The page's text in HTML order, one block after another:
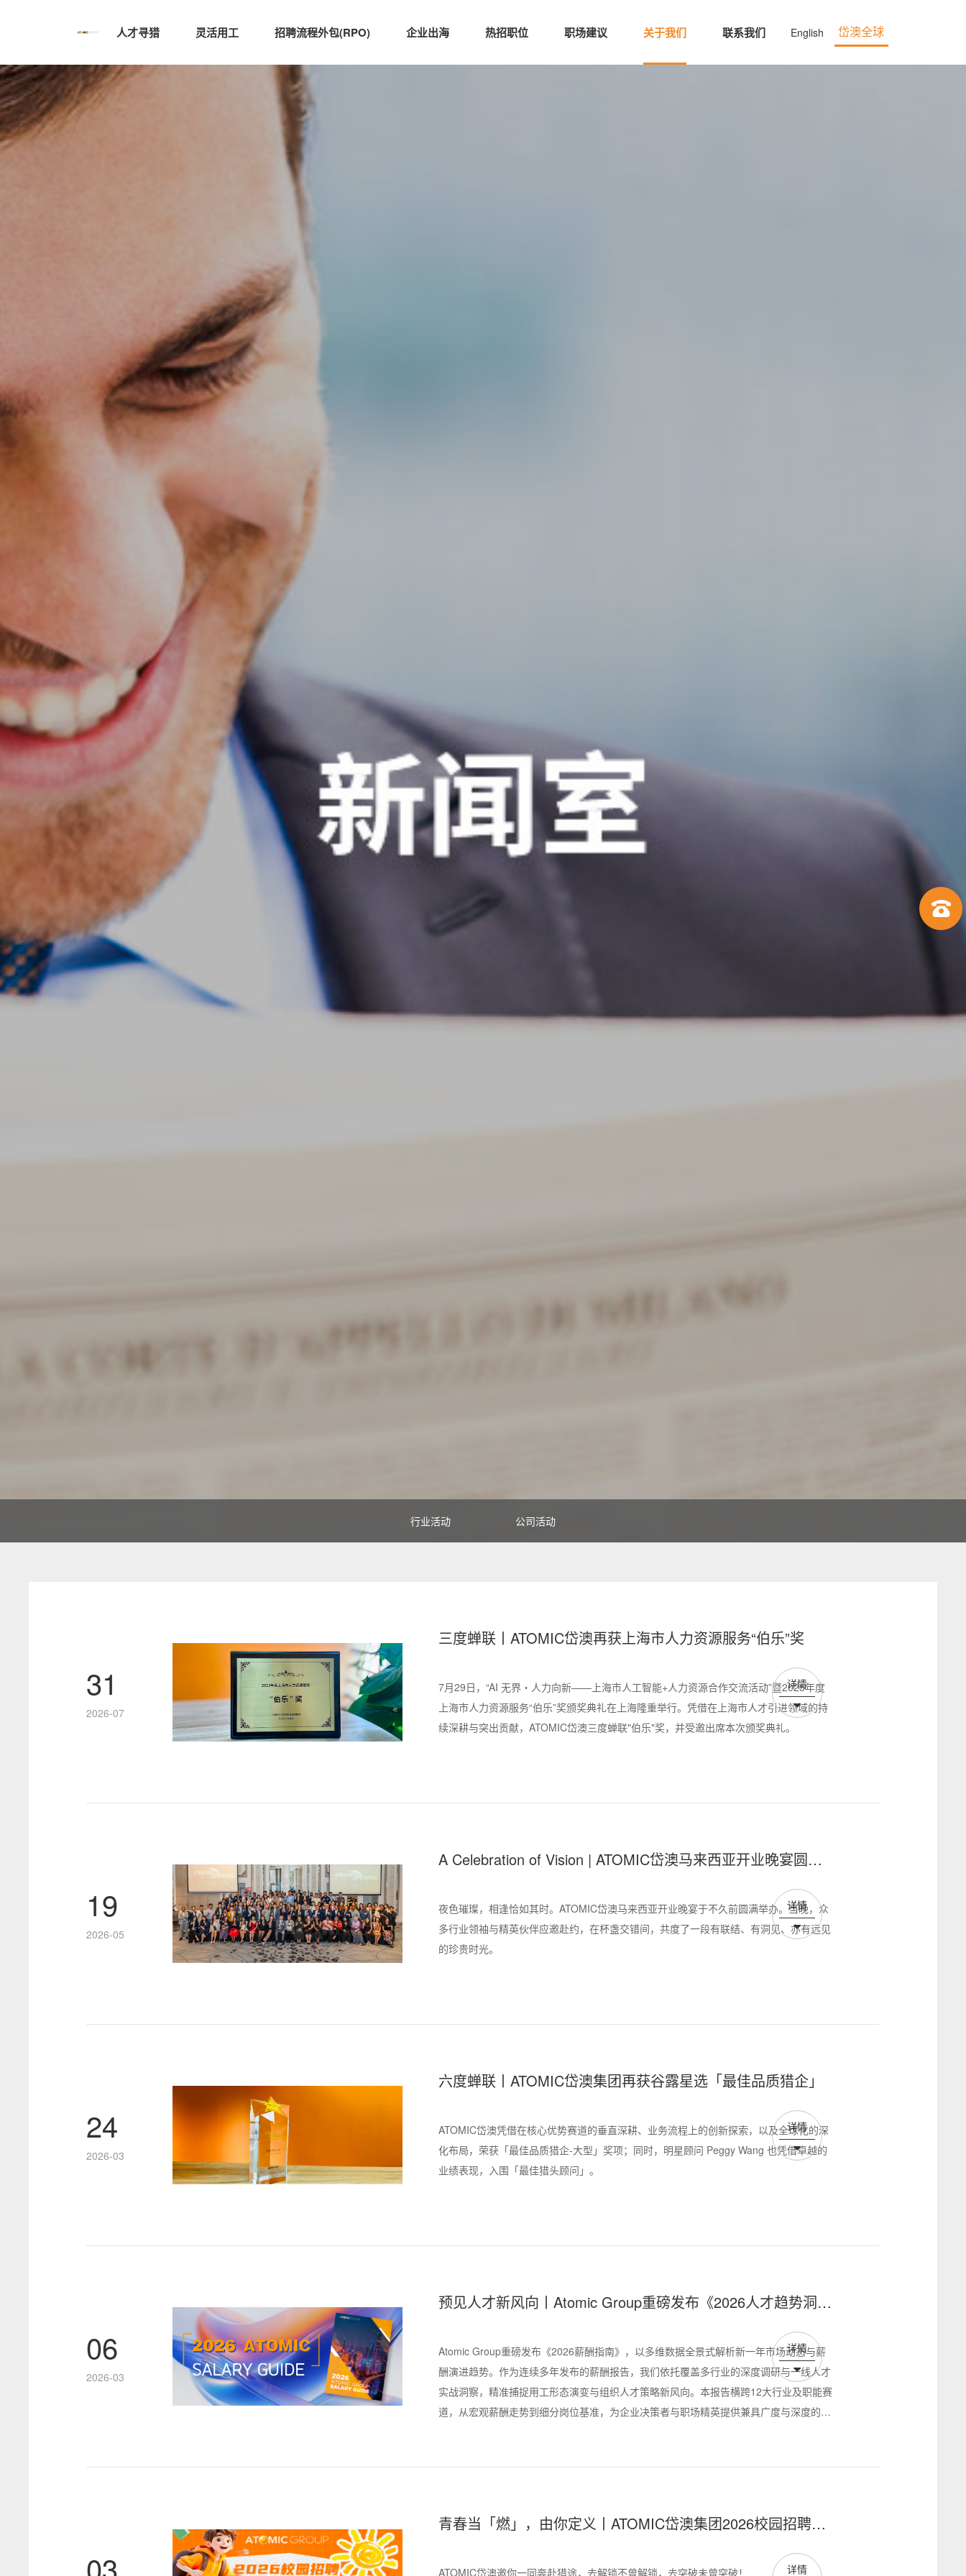
人才寻猎 灵活用工 招聘流程外包(RPO) 企业出海 热招职位 职场建议 关于我们 联系我们 English 岱澳全球
行业活动 公司活动
31
2026-07
三度蝉联丨ATOMIC岱澳再获上海市人力资源服务“伯乐”奖
7月29日，“AI 无界・人力向新——上海市人工智能+人力资源合作交流活动”暨2025年度
上海市人力资源服务“伯乐”奖颁奖典礼在上海隆重举行。凭借在上海市人才引进领域的持
续深耕与突出贡献，ATOMIC岱澳三度蝉联"伯乐"奖，并受邀出席本次颁奖典礼。
详情
19
2026-05
A Celebration of Vision | ATOMIC岱澳马来西亚开业晚宴圆满
夜色璀璨，相逢恰如其时。ATOMIC岱澳马来西亚开业晚宴于不久前圆满举办。当晚，众
多行业领袖与精英伙伴应邀赴约，在杯盏交错间，共度了一段有联结、有洞见、亦有远见
的珍贵时光。
详情
24
2026-03
六度蝉联丨ATOMIC岱澳集团再获谷露星选「最佳品质猎企」
ATOMIC岱澳凭借在核心优势赛道的垂直深耕、业务流程上的创新探索，以及全球化的深
化布局，荣获「最佳品质猎企-大型」奖项；同时，明星顾问 Peggy Wang 也凭借卓越的
业绩表现，入围「最佳猎头顾问」。
详情
06
2026-03
预见人才新风向丨Atomic Group重磅发布《2026人才趋势洞察
Atomic Group重磅发布《2026薪酬指南》，以多维数据全景式解析新一年市场动态与薪
酬演进趋势。作为连续多年发布的薪酬报告，我们依托覆盖多行业的深度调研与一线人才
实战洞察，精准捕捉用工形态演变与组织人才策略新风向。本报告横跨12大行业及职能赛
道，从宏观薪酬走势到细分岗位基准，为企业决策者与职场精英提供兼具广度与深度的权
详情
03
青春当「燃」，由你定义丨ATOMIC岱澳集团2026校园招聘持
ATOMIC岱澳邀你一同奔赴猎途，去解锁不曾解锁，去突破未曾突破！ 详情